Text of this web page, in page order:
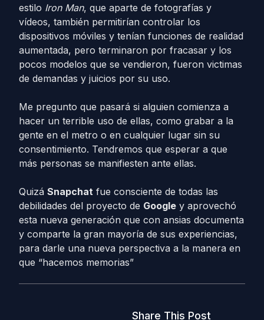
estilo Iron Man, que aparte de fotografías y
vídeos, también permitirían controlar los
dispositivos móviles y tenían funciones de realidad
aumentada, pero terminaron por fracasar y los
pocos modelos que se vendieron, fueron victimas
de demandas y juicios por su uso.
Me pregunto que pasará si alguien comienza a
hacer un terrible uso de ellas, como grabar a la
gente en el metro o en cualquier lugar sin su
consentimiento. Tendremos que esperar a que
más personas se manifiesten ante ellas.
Quizá Snapchat fue consciente de todas las
debilidades del proyecto de Google y aprovechó
esta nueva generación que con ansias documenta
y comparte la gran mayoría de sus experiencias,
para darle una nueva perspectiva a la manera en
que “hacemos memorias”
Share This Post